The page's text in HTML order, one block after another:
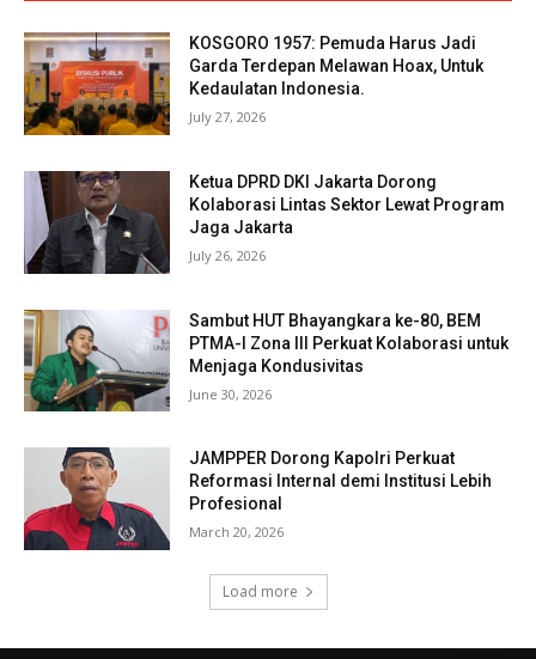
KOSGORO 1957: Pemuda Harus Jadi
Garda Terdepan Melawan Hoax, Untuk
Kedaulatan Indonesia.
July 27, 2026
Ketua DPRD DKI Jakarta Dorong
Kolaborasi Lintas Sektor Lewat Program
Jaga Jakarta
July 26, 2026
Sambut HUT Bhayangkara ke-80, BEM
PTMA-I Zona III Perkuat Kolaborasi untuk
Menjaga Kondusivitas
June 30, 2026
JAMPPER Dorong Kapolri Perkuat
Reformasi Internal demi Institusi Lebih
Profesional
March 20, 2026
Load more